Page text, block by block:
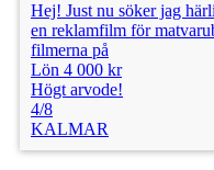
Hej! Just nu söker jag
en reklamfilm för
filmerna på
Lön 4 000 kr
Högt arvode!
4/8
KALMAR